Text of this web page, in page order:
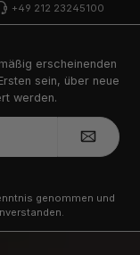
+49 212 23245100
erscheinenden
sein, über neue
werden.
genommen und